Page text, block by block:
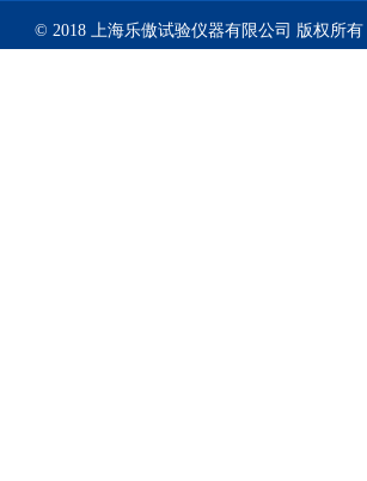
© 2018 上海乐傲试验仪器有限公司 版权所